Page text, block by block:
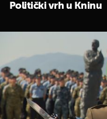
Politički vrh u Kninu